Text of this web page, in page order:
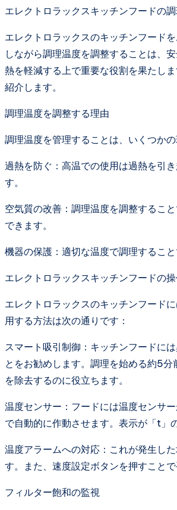
エレクトロラックスキッチンフードの
エレクトロラックスのキッチンフード
しながら調理温度を調整することは、
熱を軽減する上で重要な役割を果たし
紹介します。
調理温度を調整する理由
調理温度を管理することは、いくつかの
過熱を防ぐ：高温での使用は過熱を引
す。
空気質の改善：調理温度を調整するこ
できます。
機器の保護：適切な温度で調理するこ
エレクトロラックスキッチンフードの
エレクトロラックスのキッチンフード
用する方法は次の通りです：
スマート吸引制御：キッチンフードに
とをお勧めします。調理を始める約5
を除去するのに役立ちます。
温度センサー：フードには温度センサ
で自動的に作動させます。表示が「t」
温度アラームへの対応：これが発生し
す。また、速度設定ボタンを押すこと
フィルター飽和の監視